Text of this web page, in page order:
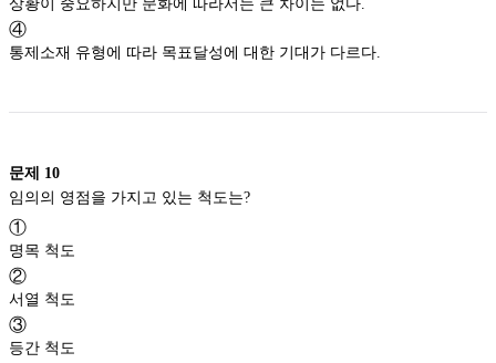
상황이 중요하지만 문화에 따라서는 큰 차이는 없다.
④
통제소재 유형에 따라 목표달성에 대한 기대가 다르다.
문제 10
①
명목 척도
②
서열 척도
③
등간 척도